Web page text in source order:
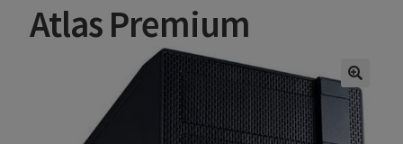
Atlas Premium